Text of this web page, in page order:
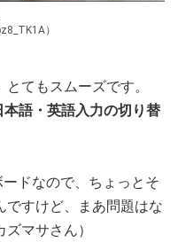
）
てもスムーズです。
語・英語入力の切り替
ードなので、ちょっとそ
ですけど、まあ問題はな
マサさん）